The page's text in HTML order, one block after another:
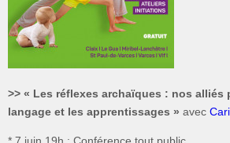
>> « Les réflexes archaïques : nos alliés
langage et les apprentissages » avec